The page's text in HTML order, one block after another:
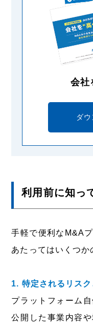
会社
ダ
利用前に知っ
手軽で便利なM&A
あたってはいくつか
1. 特定されるリス
プラットフォーム
公開した事業内容